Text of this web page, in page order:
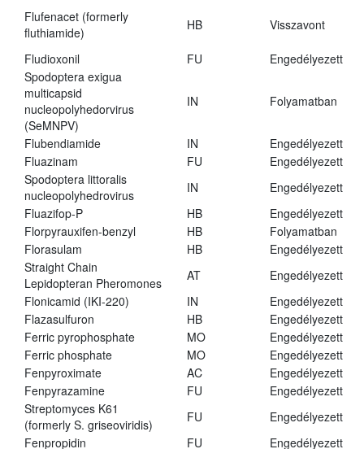
Flufenacet (formerly
fluthiamide)
HB Visszavont
Fludioxonil FU
Engedélyezett
Spodoptera exigua
multicapsid
nucleopolyhedorvirus
(SeMNPV)
IN Folyamatban
Flubendiamide IN
Engedélyezett
Fluazinam
FU
Engedélyezett
Spodoptera littoralis
nucleopolyhedrovirus
IN
Engedélyezett
Fluazifop-P
HB
Engedélyezett
Florpyrauxifen-benzyl
HB
Folyamatban
Florasulam
HB
Engedélyezett
Straight Chain
Lepidopteran Pheromones
AT
Engedélyezett
Flonicamid (IKI-220)
IN
Engedélyezett
Flazasulfuron
HB
Engedélyezett
Ferric pyrophosphate
MO
Engedélyezett
Ferric phosphate
MO
Engedélyezett
Fenpyroximate
AC
Engedélyezett
Fenpyrazamine
FU
Engedélyezett
Streptomyces K61
(formerly S. griseoviridis)
FU
Engedélyezett
Fenpropidin
FU Engedélyezett